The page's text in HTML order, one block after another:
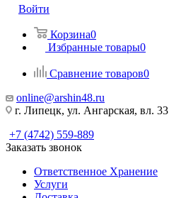
Войти
Корзина0
Избранные товары0
Сравнение товаров0
online@arshin48.ru
г. Липецк, ул. Ангарская, вл. 33
+7 (4742) 559-889
Заказать звонок
Ответственное Хранение
Услуги